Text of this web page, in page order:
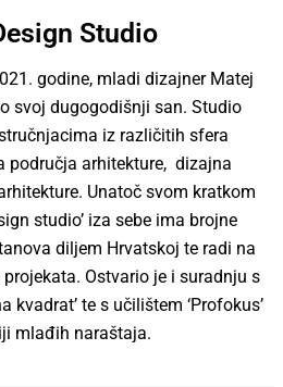
Studio
godine, mladi dizajner Matej
svoj dugogodišnji san. Studio
iz različitih sfera
područja arhitekture, dizajna
Unatoč svom kratkom
studio’ iza sebe ima brojne
diljem Hrvatskoj te radi na
Ostvario je i suradnju s
kvadrat’ te s učilištem ‘Profokus’
mlađih naraštaja.